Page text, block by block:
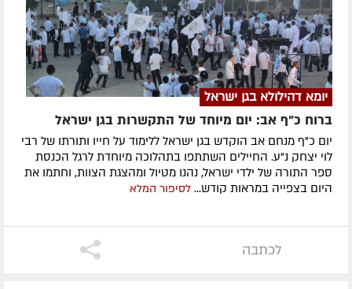
יומא דהילולא בגן ישראל
ברוח כ"ף אב: יום מיוחד של התקשרות בגן ישראל
יום כ"ף מנחם אב הוקדש בגן ישראל ללימוד על חייו ותורתו של רבי
לוי יצחק נ"ע. החיילים השתתפו בתהלוכה מיוחדת לרגל הכנסת
ספר התורה של ילדי ישראל, נהנו מטיול ומהצגת הצוות, וחתמו את
היום בצפייה במראות קודש... לסיפור המלא
לכתבה